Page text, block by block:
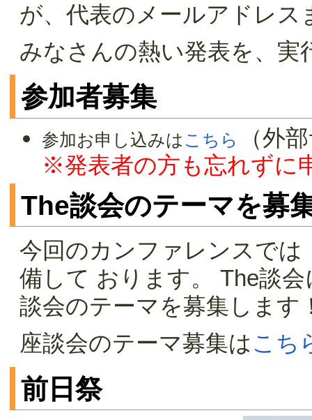
が、代表のメールアドレ
みなさんの熱い発表を、実
参加者募集
参加お申し込みは こちら
（外
※発表者の方も忘れずに
The談会のテーマを募
今回のカンファレンスでは
備して おります。 The談
談会のテーマを募集します
座談会のテーマ募集は こち
前日祭